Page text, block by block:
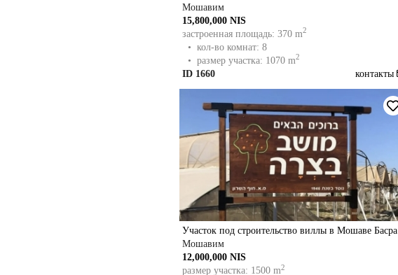
Мошавим
15,800,000 NIS
застроенная площадь: 370 m2
• кол-во комнат: 8
• размер участка: 1070 m2
ID 1660 контакты
Участок под строительство виллы в Мошаве Басра
Мошавим
12,000,000 NIS
размер участка: 1500 m2